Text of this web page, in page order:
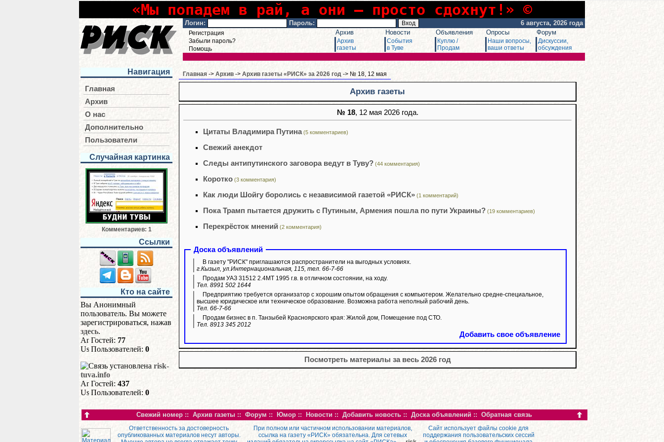
«Мы попадем в рай, а они – просто сдохнут!» ©
Логин: Пароль: 6 августа, 2026 года
Регистрация
Забыли пароль?
Помощь
Архив
Архив
газеты
Новости
События
в Туве
Объявления
Куплю /
Продам
Опросы
Наши вопросы,
ваши ответы
Форум
Дискуссии,
обсуждения
Навигация
Главная
Архив
О нас
Дополнительно
Пользователи
Случайная картинка
Комментариев: 1
Ссылки
Кто на сайте
Вы Анонимный
пользователь. Вы можете
зарегистрироваться, нажав
здесь.
Гостей: 77
Пользователей: 0
risk-
tuva.info
Гостей: 437
Пользователей: 0
Главная -> Архив -> Архив газеты «РИСК» за 2026 год -> № 18, 12 мая
Архив газеты
№ 18, 12 мая 2026 года.
Цитаты Владимира Путина(5 комментариев)
Свежий анекдот
Следы антипутинского заговора ведут в Туву? (44 комментария)
Коротко (3 комментария)
Как люди Шойгу боролись с независимой газетой «РИСК» (1 комментарий)
Пока Трамп пытается дружить с Путиным, Армения пошла по пути Украины? (19 комментариев)
Перекрёсток мнений (2 комментария)
Доска объявлений
В газету "РИСК" приглашаются распространители на выгодных условиях.
г.Кызыл, ул.Интернациональная, 115, тел. 66-7-66
Продам УАЗ 31512 2.4МТ 1995 г.в. в отличном состоянии, на ходу.
Тел. 8991 502 1644
Предприятию требуется организатор с хорошим опытом обращения с компьютером. Желательно средне-специальное,
высшее юридическое или техническое образование. Возможна работа неполный рабочий день.
Тел. 66-7-66
Продам бизнес в п. Танзыбей Красноярского края: Жилой дом, Помещение под СТО.
Тел. 8913 345 2012
Добавить свое объявление
Посмотреть материалы за весь 2026 год
Свежий номер :: Архив газеты :: Форум :: Юмор :: Новости :: Добавить новость :: Доска объявлений :: Обратная связь
Ответственность за достоверность
опубликованных материалов несут авторы.
При полном или частичном использовании материалов,
ссылка на газету «РИСК» обязательна. Для сетевых
Сайт использует файлы cookie для
поддержания пользовательских сессий